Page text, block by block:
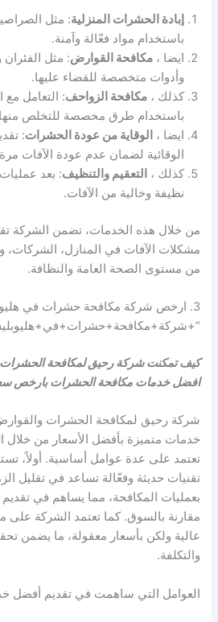
إبادة الحشرات المنزلية: مثل
باستخدام مواد فعّالة وآمنة.
ايضا ،مكافحة القوارض: مثل
وأدوات متخصصة للقضاء عليها.
كذلك ،مكافحة الزواحف: التعامل مع
باستخدام طرق مخصصة للتخلص
ايضا ، الوقاية من عودة الحشرات:
الوقائية لضمان عدم عودة الآفات
كذلك ، التعقيم والتنظيف: بعد
نظيفة وخالية من الآفات.
من خلال هذه الخدمات، تضمن الشركة
مشكلات الآفات في المنازل، الشركات،
من مستوى الصحة العامة والنظافة.
3. ارخص شركة مكافحة حشرات في
كيف تمكنت شركة رحيق لمكافحة
افضل خدمات مكافحة الحشرات بارخص
شركة رحيق لمكافحة الحشرات
خدمات متميزة بأفضل الأسعار من خلال
تعتمد على عدة عوامل أساسية. أولاً،
تقنيات حديثة وفعّالة تساعد في تقليل
بعمليات المكافحة، مما يساهم في تقديم
مقارنة بالسوق. كما تعتمد الشركة على
عالية ولكن بأسعار معقولة، ما يضمن
والتكلفة.
العوامل التي ساهمت في تقديم أفضل